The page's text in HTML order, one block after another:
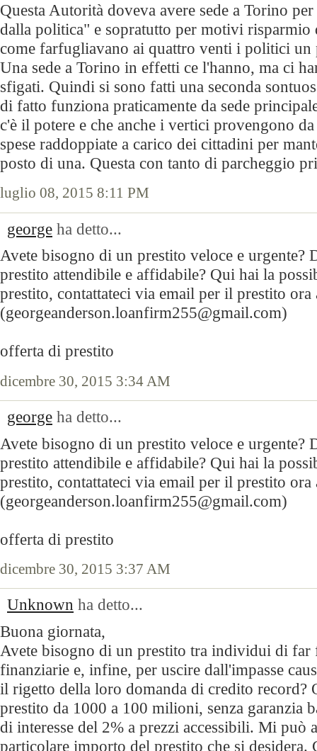
Questa Autorità doveva avere sede a Torino
dalla politica" e sopratutto per motivi risparmio
come farfugliavano ai quattro venti i politici un
Una sede a Torino in effetti ce l'hanno, ma ci
sfigati. Quindi si sono fatti una seconda
di fatto funziona praticamente da sede
c'è il potere e che anche i vertici provengono
spese raddoppiate a carico dei cittadini per
posto di una. Questa con tanto di parcheggio
luglio 08, 2015 8:11 PM
george ha detto...
Avete bisogno di un prestito veloce e urgente?
prestito attendibile e affidabile? Qui hai la
prestito, contattateci via email per il prestito
(georgeanderson.loanfirm255@gmail.com)
offerta di prestito
dicembre 30, 2015 3:34 AM
george ha detto...
Avete bisogno di un prestito veloce e urgente?
prestito attendibile e affidabile? Qui hai la
prestito, contattateci via email per il prestito
(georgeanderson.loanfirm255@gmail.com)
offerta di prestito
dicembre 30, 2015 3:37 AM
Unknown ha detto...
Buona giornata,
Avete bisogno di un prestito tra individui di
finanziarie e, infine, per uscire dall'impasse
il rigetto della loro domanda di credito record?
prestito da 1000 a 100 milioni, senza garanzia
di interesse del 2% a prezzi accessibili. Mi può
particolare importo del prestito che si desidera.